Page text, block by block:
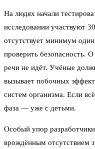
На людях начали
исследовании участвуют
отсутствует минимум
проверить безопасность.
речи не идёт. Учёные
вызывает побочных
систем организма. Если
фаза — уже с детьми.
Особый упор
врождённым отсутствием